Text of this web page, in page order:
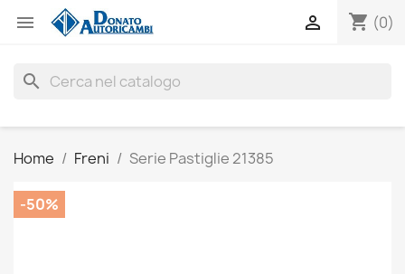
 shopping_cart (0)

search
Home Freni Serie Pastiglie 21385
-50%